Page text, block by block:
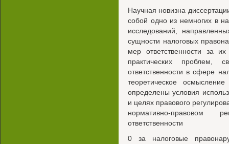
Научная новизна
собой одно из немногих в
исследований,
сущности налоговых
мер ответственности за
практических проблем,
ответственности в сфере
теоретическое
определены условия
и целях правового
нормативно-правовом
ответственности
0 за налоговые